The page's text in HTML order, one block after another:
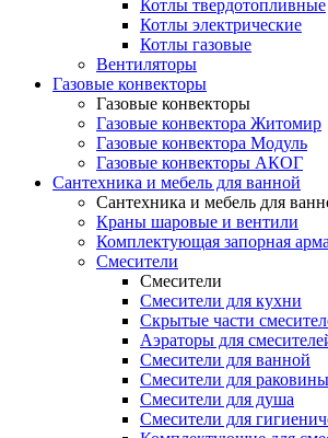
Котлы твердотопливные
Котлы электрические
Котлы газовые
Вентиляторы
Газовые конвекторы
Газовые конвекторы
Газовые конвектора Житомир
Газовые конвектора Модуль
Газовые конвекторы АКОГ
Сантехника и мебель для ванной
Сантехника и мебель для
Краны шаровые и вентили
Комплектующая запорная
Смесители
Смесители
Смесители для кухни
Скрытые части
Аэраторы для
Смесители для ванной
Смесители для раковины
Смесители для душа
Смесители для